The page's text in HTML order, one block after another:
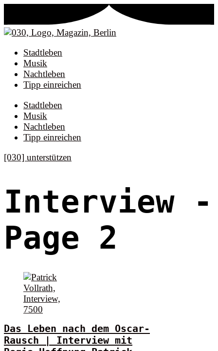
Stadtleben
Musik
Nachtleben
Tipp einreichen
Stadtleben
Musik
Nachtleben
Tipp einreichen
[030] unterstützen
Interview -
Page 2
Das Leben nach dem Oscar-
Rausch | Interview mit